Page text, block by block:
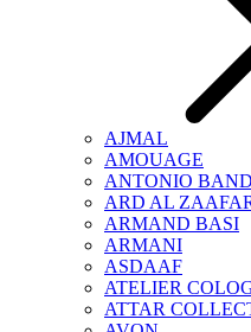
AJMAL
AMOUAGE
ANTONIO
ARD AL
ARMAND BASI
ARMANI
ASDAAF
ATELIER
ATTAR